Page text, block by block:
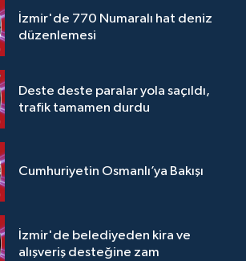
İzmir'de 770 Numaralı hat deniz
düzenlemesi
Deste deste paralar yola saçıldı,
trafik tamamen durdu
Cumhuriyetin Osmanlı’ya Bakışı
İzmir'de belediyeden kira ve
alışveriş desteğine zam